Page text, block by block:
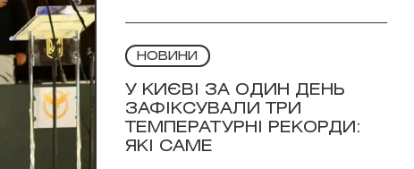
НОВИНИ
У КИЄВІ ЗА ОДИН ДЕНЬ
ЗАФІКСУВАЛИ ТРИ
ТЕМПЕРАТУРНІ РЕКОРДИ:
ЯКІ САМЕ